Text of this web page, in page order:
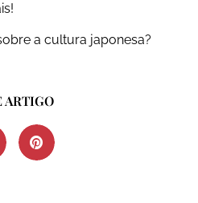
a cultura japonesa?
ARTIGO